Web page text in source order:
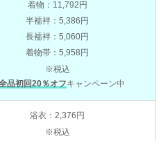
着物：11,792円
半襦袢：5,386円
長襦袢：5,060円
着物帯：5,958円
※税込
品初回20％オフキャンペーン中
浴衣：2,376円
※税込